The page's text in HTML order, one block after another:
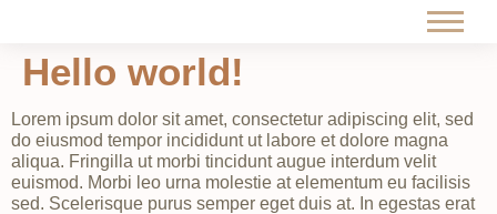
Hello world!
Lorem ipsum dolor sit amet, consectetur adipiscing elit, sed
do eiusmod tempor incididunt ut labore et dolore magna
aliqua. Fringilla ut morbi tincidunt augue interdum velit
euismod. Morbi leo urna molestie at elementum eu facilisis
sed. Scelerisque purus semper eget duis at. In egestas erat